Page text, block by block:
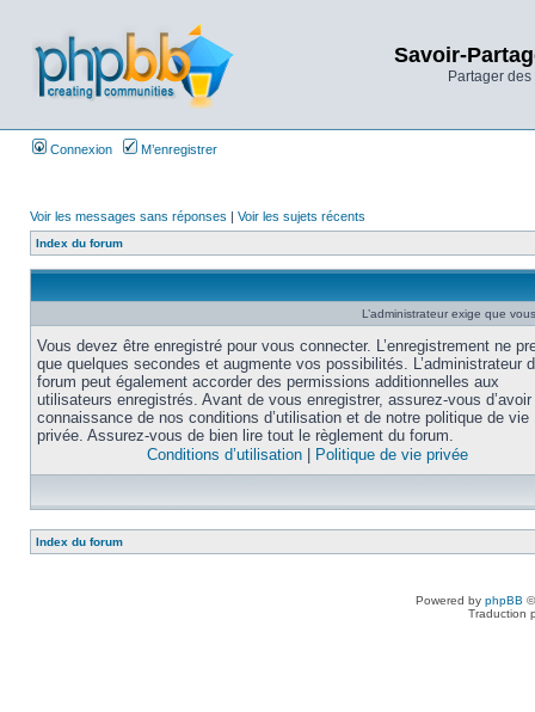
Savoir-
Partager
Connexion M’enregistrer
Voir les messages sans réponses | Voir les sujets récents
Index du forum
L’administrateur exige que
Vous devez être enregistré pour vous connecter. L’enregistrement ne
que quelques secondes et augmente vos possibilités. L’administrateur
forum peut également accorder des permissions additionnelles aux
utilisateurs enregistrés. Avant de vous enregistrer, assurez-vous
connaissance de nos conditions d’utilisation et de notre politique de vie
privée. Assurez-vous de bien lire tout le règlement du forum.
Conditions d’utilisation
Politique de vie privée
Index du forum
Powered by phpBB
Traduction